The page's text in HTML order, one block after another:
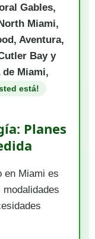
Gables,
Miami,
Aventura,
Bay y
Miami,
está!
Planes
en Miami es